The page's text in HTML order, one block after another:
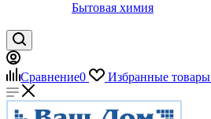
Бытовая химия
Сравнение0 Избранные товары